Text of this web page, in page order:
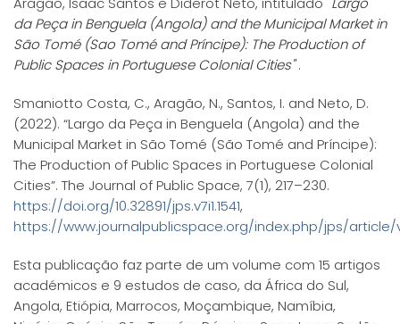
da Peça in Benguela (Angola) and the Municipal Market in
São Tomé (Sao Tomé and Príncipe): The Production of
Public Spaces in Portuguese Colonial Cities".
Smaniotto Costa, C., Aragão, N., Santos, I. and Neto, D.
(2022). “Largo da Peça in Benguela (Angola) and the
Municipal Market in São Tomé (São Tomé and Príncipe):
The Production of Public Spaces in Portuguese Colonial
Cities”. The Journal of Public Space, 7(1), 217–230.
https://doi.org/10.32891/jps.v7i1.1541,
https://www.journalpublicspace.org/index.php/jps/article/
Esta publicação faz parte de um volume com 15 artigos
académicos e 9 estudos de caso, da África do Sul,
Angola, Etiópia, Marrocos, Moçambique, Namíbia,